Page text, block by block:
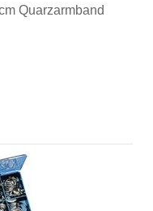
Quarzarmband